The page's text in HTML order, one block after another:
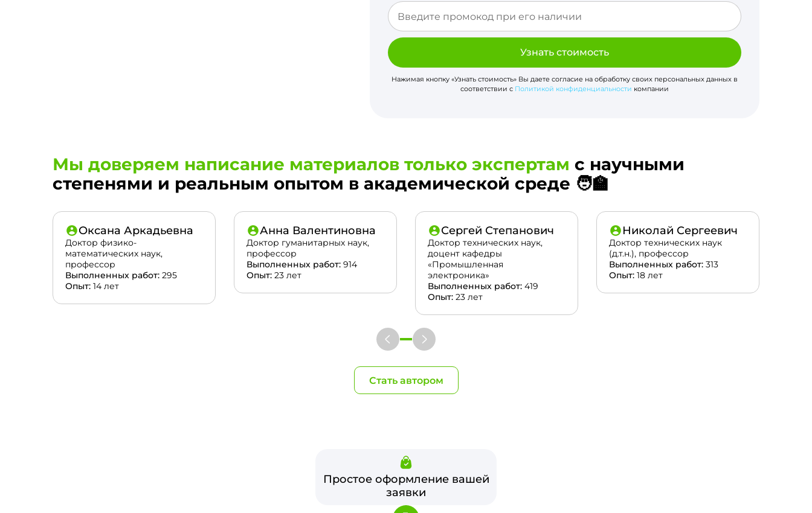
Узнать стоимость
Нажимая кнопку «Узнать стоимость» Вы даете согласие на обработку своих персональных данных в
соответствии с Политикой конфиденциальности компании
Мы доверяем написание материалов только экспертам с научными
степенями и реальным опытом в академической среде 🧑‍🏫
Оксана Аркадьевна
Доктор физико-
математических наук,
профессор
Выполненных работ: 295
Опыт: 14 лет
Анна Валентиновна
Доктор гуманитарных наук,
профессор
Выполненных работ: 914
Опыт: 23 лет
Сергей Степанович
Доктор технических наук,
доцент кафедры
«Промышленная
электроника»
Выполненных работ: 419
Опыт: 23 лет
Николай Сергеевич
Доктор технических наук
(д.т.н.), профессор
Выполненных работ: 313
Опыт: 18 лет
Стать автором
Простое оформление вашей
заявки